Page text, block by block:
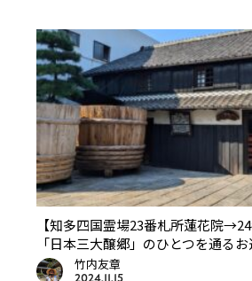
【知多四国霊場23番札所蓮花院→24
「日本三大醸郷」のひとつを通る
竹内友章